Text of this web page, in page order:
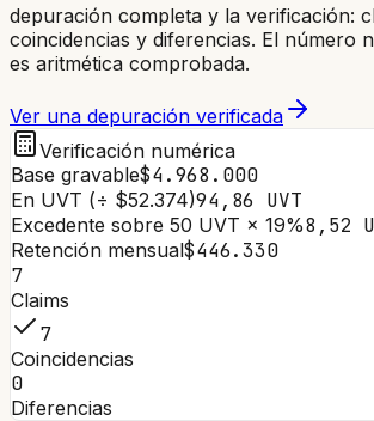
depuración completa y la verificación:
coincidencias y diferencias. El número
es aritmética comprobada.
Ver una depuración verificada
Verificación numérica
Base gravable$4.968.000
En UVT (÷ $52.374)94,86 UVT
Excedente sobre 50 UVT × 19%8,52
Retención mensual$446.330
7
Claims
7
Coincidencias
0
Diferencias